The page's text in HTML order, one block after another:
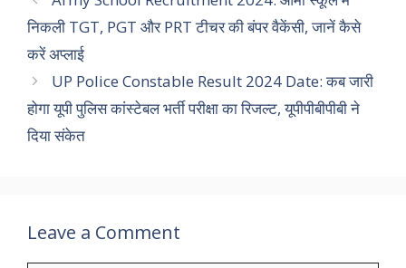
निकली TGT, PGT और PRT टीचर की बंपर वैकेंसी, जानें कैसे
करें अप्लाई
UP Police Constable Result 2024 Date: कब जारी
होगा यूपी पुलिस कांस्टेबल भर्ती परीक्षा का रिजल्ट, यूपीपीबीपीबी ने
दिया संकेत
Leave a Comment